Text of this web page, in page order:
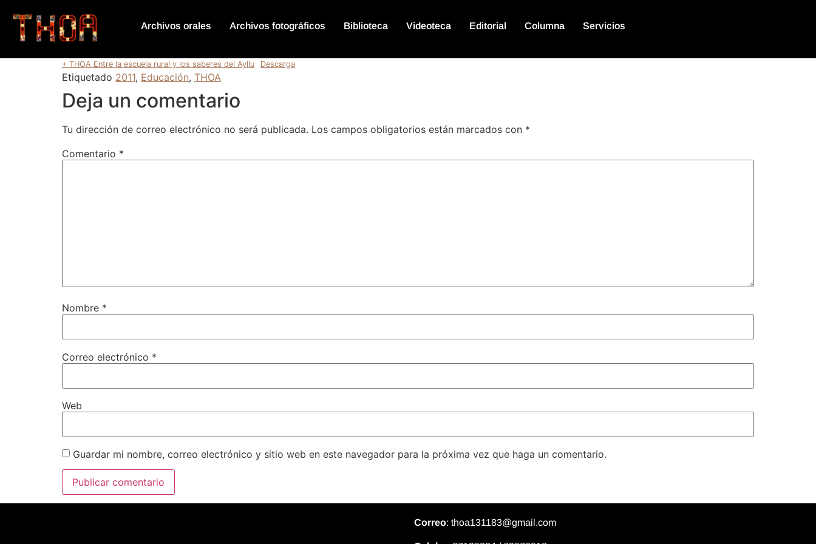
Archivos orales Archivos fotográficos Biblioteca Videoteca Editorial Columna Servicios
+ THOA Entre la escuela rural y los saberes del Ayllu Descarga
Etiquetado 2011, Educación, THOA
Deja un comentario
Tu dirección de correo electrónico no será publicada. Los campos obligatorios están marcados con *
Comentario *
Nombre *
Correo electrónico *
Web
Guardar mi nombre, correo electrónico y sitio web en este navegador para la próxima vez que haga un comentario.
Correo: thoa131183@gmail.com